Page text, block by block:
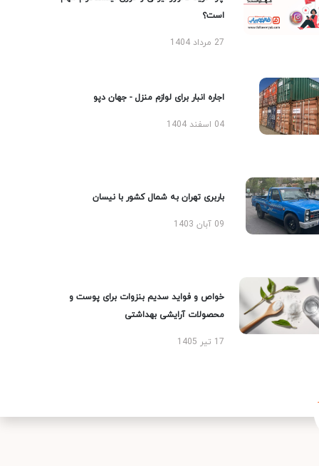
است؟
27 مرداد 1404
اجاره انبار برای لوازم منزل - جهان دپو
04 اسفند 1404
باربری تهران به شمال کشور با نیسان
09 آبان 1403
خواص و فواید سدیم بنزوات برای پوست و
محصولات آرایشی بهداشتی
17 تیر 1405